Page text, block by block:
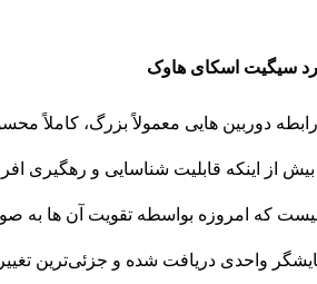
سیگیت اسکای هاوک
دوربین هایی معمولاً بزرگ، کاملاً
بیش از اینکه قابلیت شناسایی و رهگیری
که امروزه بواسطه تقویت آن ها به
واحدی دریافت شده و جزئی‌ترین